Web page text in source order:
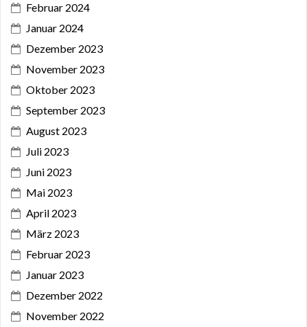
Februar 2024
Januar 2024
Dezember 2023
November 2023
Oktober 2023
September 2023
August 2023
Juli 2023
Juni 2023
Mai 2023
April 2023
März 2023
Februar 2023
Januar 2023
Dezember 2022
November 2022